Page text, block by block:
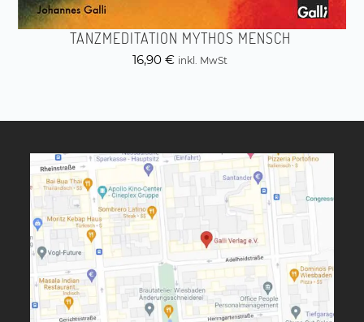
TANZMEDITATION MYTHOS MENSCH
16,90 € inkl. MwSt